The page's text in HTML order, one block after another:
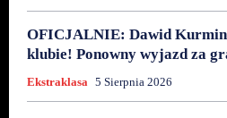
OFICJALNIE: Dawid
klubie! Ponowny wyjazd za
Ekstraklasa 5 Sierpnia 2026